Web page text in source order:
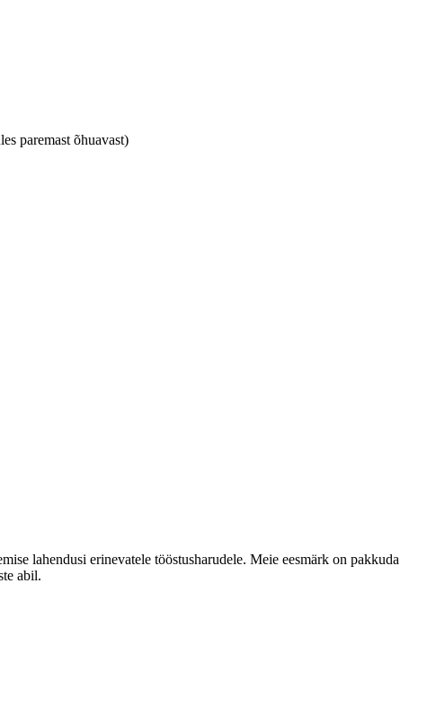
paremast õhuavast)
lahendusi erinevatele tööstusharudele. Meie eesmärk on pakkuda
abil.